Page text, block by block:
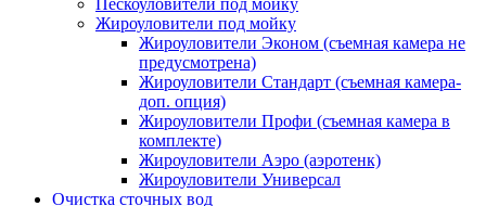
Пескоуловители под мойку
Жироуловители под мойку
Жироуловители Эконом (съемная камера не
предусмотрена)
Жироуловители Стандарт (съемная камера-
доп. опция)
Жироуловители Профи (съемная камера в
комплекте)
Жироуловители Аэро (аэротенк)
Жироуловители Универсал
Очистка сточных вод